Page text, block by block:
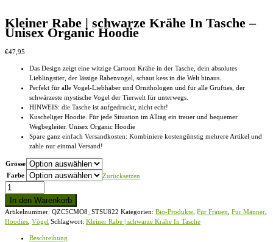
Kleiner Rabe | schwarze Krähe In Tasche –
Unisex Organic Hoodie
€47,95
Das Design zeigt eine witzige Cartoon Krähe in der Tasche, dein absolutes
Lieblingstier, der lässige Rabenvogel, schaut kess in die Welt hinaus.
Perfekt für alle Vogel-Liebhaber und Ornithologen und für alle Grufties, der
schwärzeste mystische Vogel der Tierwelt für unterwegs.
HINWEIS: die Tasche ist aufgedruckt, nicht echt!
Kuscheliger Hoodie. Für jede Situation im Alltag ein treuer und bequemer
Wegbegleiter. Unisex Organic Hoodie
Spare ganz einfach Versandkosten: Kombiniere kostengünstig mehrere Artikel und
zahle nur einmal Versand!
Grösse
Farbe
Zurücksetzen
Kleiner
Rabe
|
schwarze
Krähe
In den Warenkorb
Artikelnummer: QZC5CMO8_STSU822 Kategorien: Bio-Produkte Für Frauen Für Männer
Hoodies Vögel Schlagwort: Kleiner Rabe | schwarze Krähe In Tasche
Beschreibung